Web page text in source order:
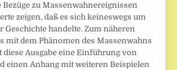
Bezüge zu Massenwahnereignissen
zeigen, daß es sich keineswegs um
Geschichte handelte. Zum näheren
mit dem Phänomen des Massenwahns
diese Ausgabe eine Einführung von
einen Anhang mit weiteren Beispielen